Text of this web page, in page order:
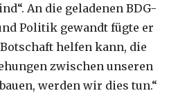
An die geladenen BDG-
Politik gewandt fügte er
helfen kann, die
zwischen unseren
werden wir dies tun.“